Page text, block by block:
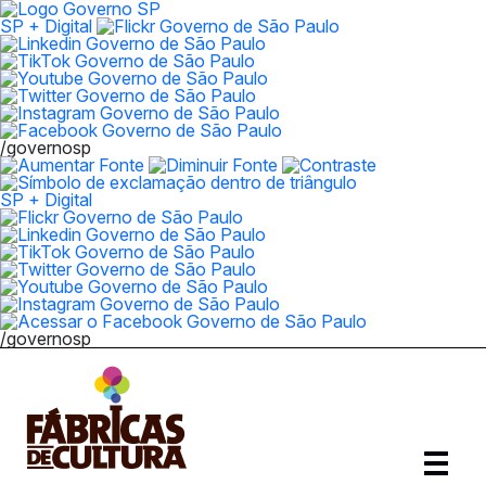
SP + Digital
/governosp
SP + Digital
/governosp